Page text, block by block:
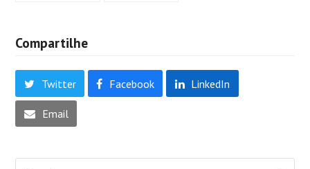
Compartilhe
Twitter Facebook LinkedIn
Email